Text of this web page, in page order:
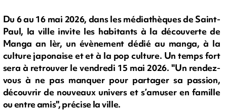
Du 6 au 16 mai 2026, dans les médiathèques de Saint-
Paul, la ville invite les habitants à la découverte de
Manga an lèr, un évènement dédié au manga, à la
culture japonaise et et à la pop culture. Un temps fort
sera à retrouver le vendredi 15 mai 2026. "Un rendez-
vous à ne pas manquer pour partager sa passion,
découvrir de nouveaux univers et s’amuser en famille
ou entre amis", précise la ville.